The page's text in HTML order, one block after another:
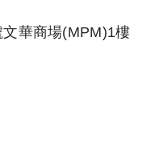
華商場(MPM)1樓